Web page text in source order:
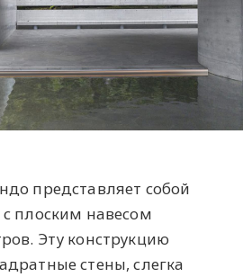
представляет собой
плоским навесом
Эту конструкцию
стены, слегка